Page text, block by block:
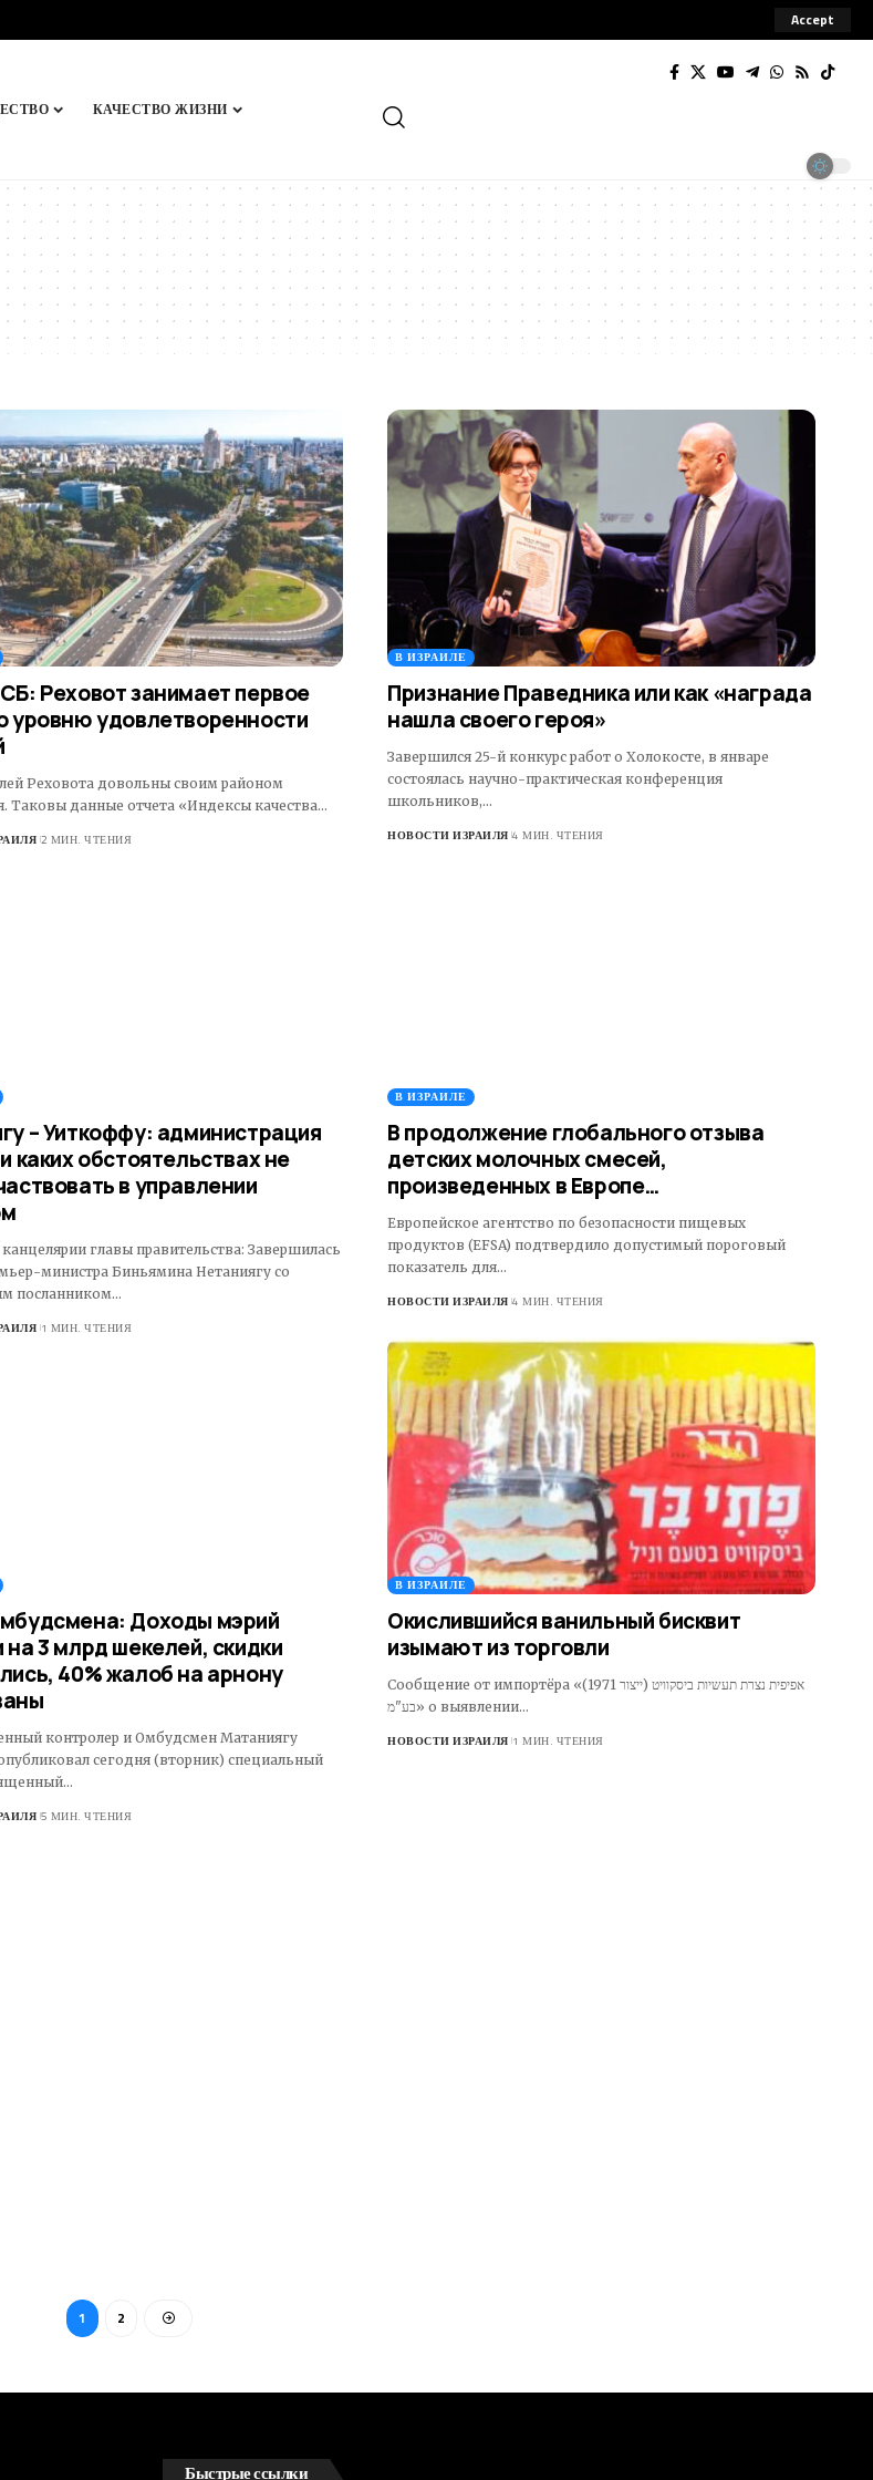
Accept
КАЧЕСТВО ЖИЗНИ
Реховот занимает первое
уровню удовлетворенности
Реховота довольны своим районом
Таковы данные отчета «Индексы качества…
2 МИН. ЧТЕНИЯ
В ИЗРАИЛЕ
Признание Праведника или как «награда
нашла своего героя»
Завершился 25-й конкурс работ о Холокосте, в январе
состоялась научно-практическая конференция
школьников,…
НОВОСТИ ИЗРАИЛЯ 4 МИН. ЧТЕНИЯ
– Уиткоффу: администрация
каких обстоятельствах не
в управлении
главы правительства: Завершилась
министра Биньямина Нетаниягу со
посланником…
1 МИН. ЧТЕНИЯ
В ИЗРАИЛЕ
В продолжение глобального отзыва
детских молочных смесей,
произведенных в Европе…
Европейское агентство по безопасности пищевых
продуктов (EFSA) подтвердило допустимый пороговый
показатель для…
НОВОСТИ ИЗРАИЛЯ 4 МИН. ЧТЕНИЯ
Доходы мэрий
на 3 млрд шекелей, скидки
40% жалоб на арнону
контролер и Омбудсмен Матаниягу
сегодня (вторник) специальный
5 МИН. ЧТЕНИЯ
В ИЗРАИЛЕ
Окислившийся ванильный бисквит
изымают из торговли
Сообщение от импортёра «אפיפית נצרת תעשיות ביסקוויט (ייצור 1971)
בע"מ» о выявлении…
НОВОСТИ ИЗРАИЛЯ 1 МИН. ЧТЕНИЯ
1 2
Быстрые ссылки